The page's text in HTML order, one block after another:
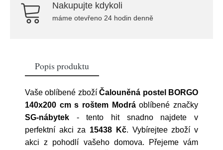
Nakupujte kdykoli
máme otevřeno 24 hodin denně
Popis produktu
Vaše oblíbené zbožíČalouněná postel BORGO
140x200 cm s roštem Modráoblíbené značky
SG-nábytek - tento hit snadno najdete v
perfektní akci za 15438 Kč. Vybírejtee zboží v
akci z pohodlí vašeho domova. Přejeme vám